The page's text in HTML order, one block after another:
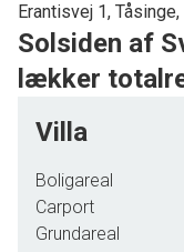
Erantisvej 1,
Solsiden af
lækker
Skøn udsigt over
til øerne, de forskellige
træskibe, joller,
idagens løb. En udsigt,
Villa
Boligareal
Carport
Grundareal